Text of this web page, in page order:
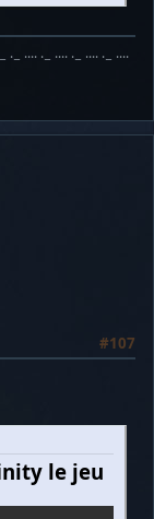
·− ···· ·− ···· ·− ····
#107
le jeu